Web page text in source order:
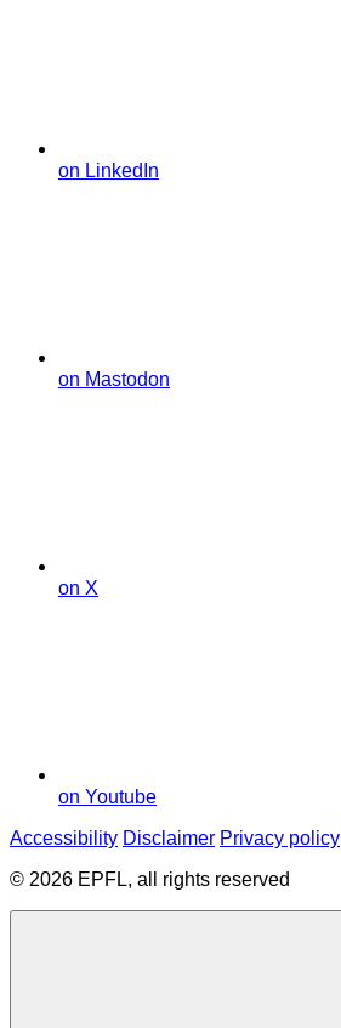
on LinkedIn
on Mastodon
on X
on Youtube
Accessibility Disclaimer Privacy policy
© 2026 EPFL, all rights reserved